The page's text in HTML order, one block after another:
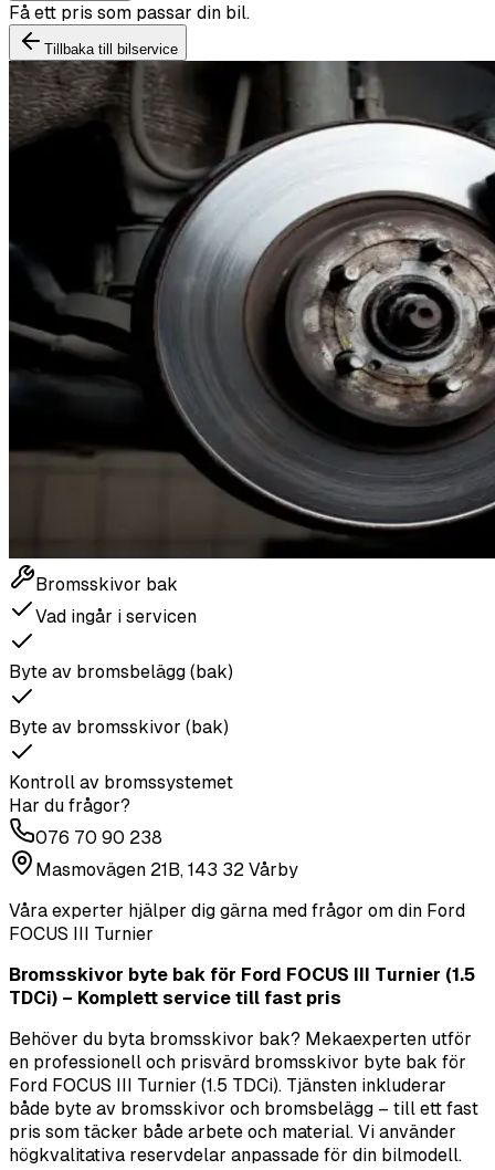
Boka däckbyte eller montering inför vintern.
Tillbaka till bilservice
Bromsskivor bak
Vad ingår i servicen
Byte av bromsbelägg (bak)
Byte av bromsskivor (bak)
Kontroll av bromssystemet
Har du frågor?
076 70 90 238
Masmovägen 21B, 143 32 Vårby
Våra experter hjälper dig gärna med frågor om din Ford
FOCUS III Turnier
Bromsskivor byte bak för Ford FOCUS III Turnier (1.5
TDCi) – Komplett service till fast pris
Behöver du byta bromsskivor bak? Mekaexperten utför
en professionell och prisvärd bromsskivor byte bak för
Ford FOCUS III Turnier (1.5 TDCi). Tjänsten inkluderar
både byte av bromsskivor och bromsbelägg – till ett fast
pris som täcker både arbete och material. Vi använder
högkvalitativa reservdelar anpassade för din bilmodell.